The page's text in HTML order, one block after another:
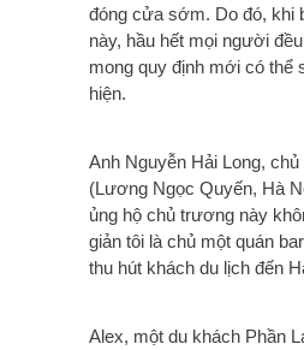
đóng cửa sớm. Do đó, khi
này, hầu hết mọi người
mong quy định mới có thể
hiện.
Anh Nguyễn Hải Long,
(Lương Ngọc Quyến, Hà
ủng hộ chủ trương này
giản tôi là chủ một quán
thu hút khách du lịch đến
Alex, một du khách Phần